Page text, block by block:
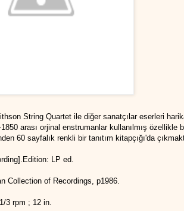
String Quartet ile diğer sanatçılar eserleri
arası orjinal enstrumanlar kullanılmış özellikle
60 sayfalık renkli bir tanıtım kitapçığı'da
LP ed.
Collection of Recordings, p1986.
3 rpm ; 12 in.